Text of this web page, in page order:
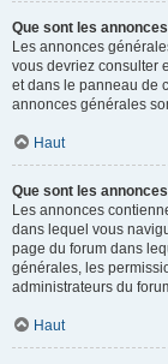
Que sont les
Les annonces
vous devriez consulter
et dans le panneau de
annonces générales
Haut
Que sont les
Les annonces
dans lequel vous
page du forum dans
générales, les
administrateurs du
Haut